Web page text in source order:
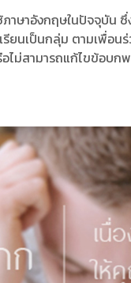
าษาอังกฤษในปัจจุบั
ยนเป็นกลุ่ม ตามเพื่อ
ไม่สามารถแก้ไขข้อบก